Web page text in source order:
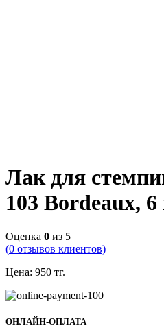
Лак для
103 Bordeaux,
Оценка 0 из 5
(0 отзывов клиентов)
Цена: 950 тг.
ОНЛАЙН-ОПЛАТА